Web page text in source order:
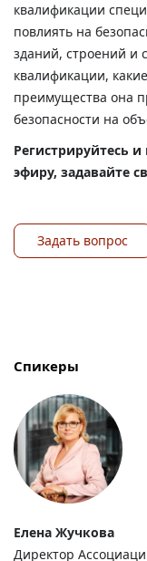
квалификации
повлиять на
зданий, строений и
квалификации,
преимущества она
безопасности на
Регистрируйтесь
эфиру, задавайте
Задать вопрос
Спикеры
Елена Жучкова
Директор